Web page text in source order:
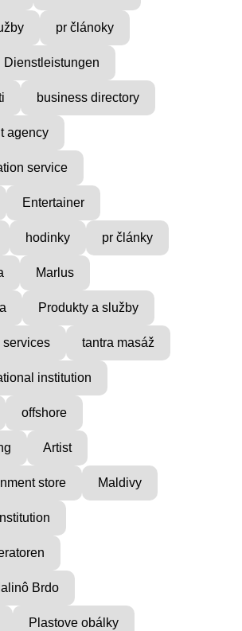
pr článoky
Dienstleistungen
business directory
agency
service
Entertainer
hodinky pr články
Marlus
Produkty a služby
services tantra masáž
institution
offshore
Artist
store Maldivy
Brdo
Plastove obálky